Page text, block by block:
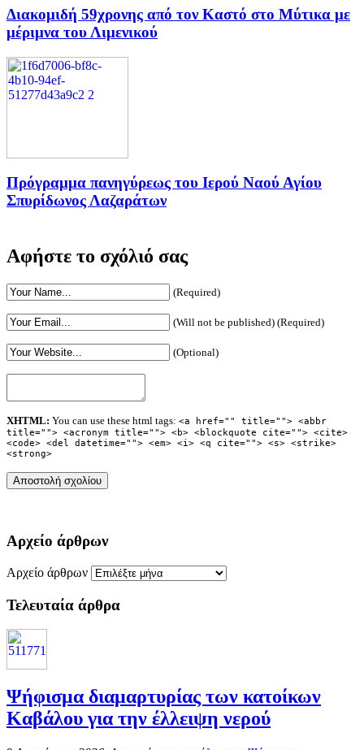
Διακομιδή 59χρονης από τον Καστό στο Μύτικα με
μέριμνα του Λιμενικού
Πρόγραμμα πανηγύρεως του Ιερού Ναού Αγίου
Σπυρίδωνος Λαζαράτων
Αφήστε το σχόλιό σας
(Required)
(Will not be published) (Required)
(Optional)
XHTML: You can use these html tags: <a href="" title=""> <abbr
title=""> <acronym title=""> <b> <blockquote cite=""> <cite>
<code> <del datetime=""> <em> <i> <q cite=""> <s> <strike>
<strong>
Αρχείο άρθρων
Αρχείο άρθρων
Τελευταία άρθρα
Ψήφισμα διαμαρτυρίας των κατοίκων
Καβάλου για την έλλειψη νερού